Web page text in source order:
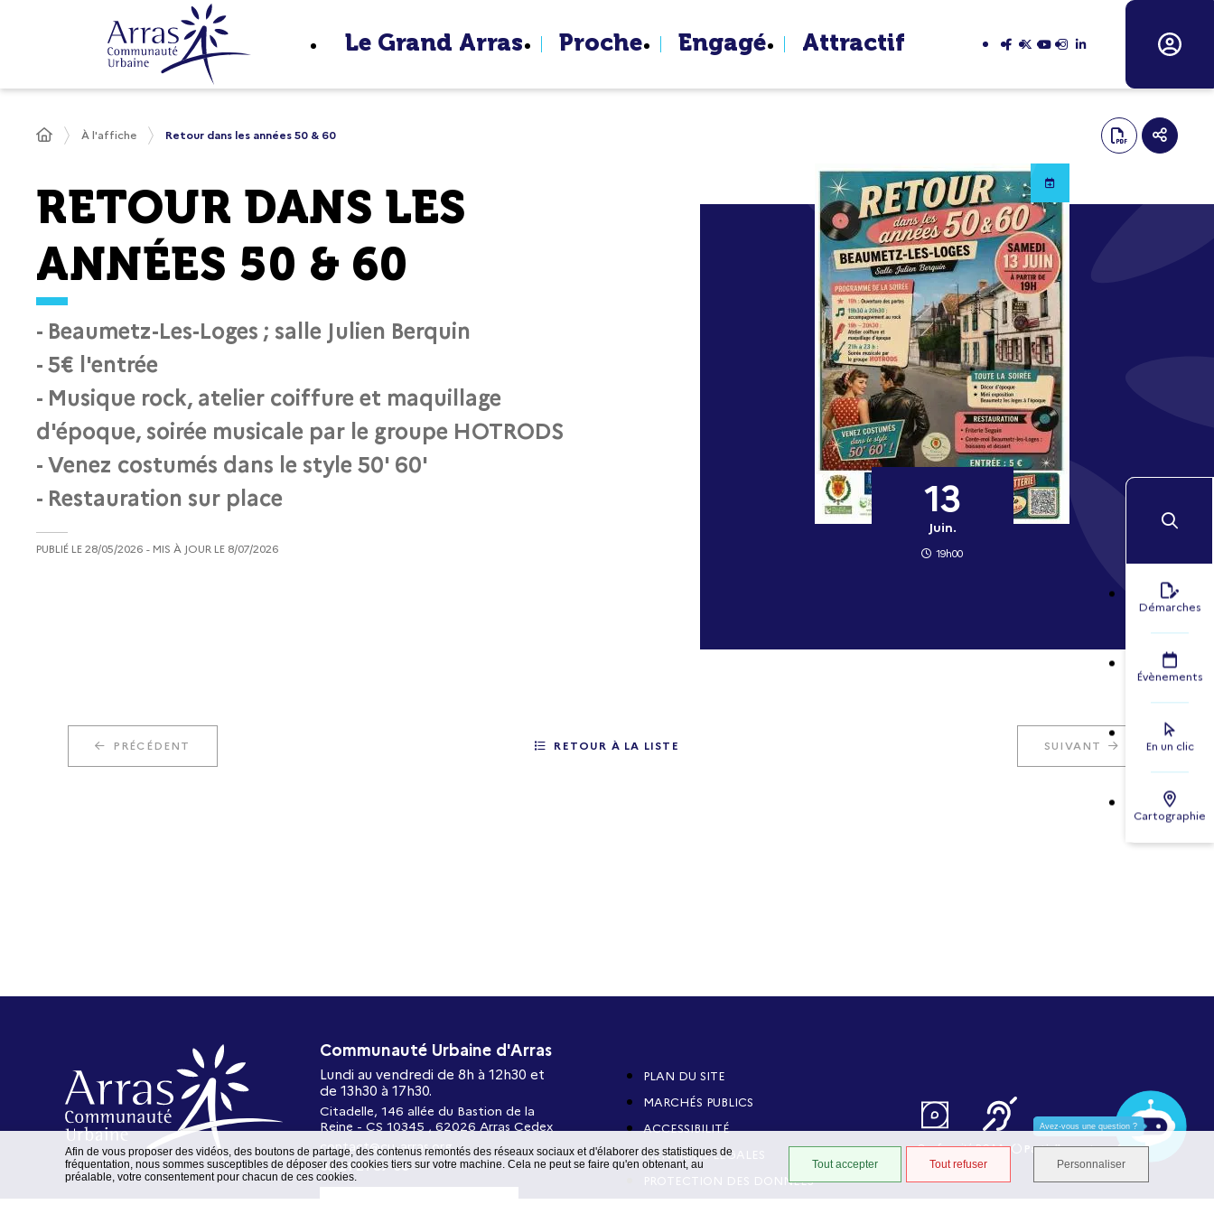
Panneau de gestion des cookies
Afin de vous proposer des vidéos, des boutons de partage, des contenus remontés des réseaux sociaux et d'élaborer des statistiques de
fréquentation, nous sommes susceptibles de déposer des cookies tiers sur votre machine. Cela ne peut se faire qu'en obtenant, au
préalable, votre consentement pour chacun de ces cookies.
Tout accepter Tout refuser Personnaliser
Démarches
Évènements
En un clic
Cartographie
Le Grand Arras Proche Engagé Attractif
À l'affiche Retour dans les années 50 & 60
RETOUR DANS LES
ANNÉES 50 & 60
- Beaumetz-Les-Loges ; salle Julien Berquin
- 5€ l'entrée
- Musique rock, atelier coiffure et maquillage
d'époque, soirée musicale par le groupe HOTRODS
- Venez costumés dans le style 50' 60'
- Restauration sur place
PUBLIÉ LE 28/05/2026 - MIS À JOUR LE 8/07/2026
13
Juin.
19h00
PRÉCÉDENT RETOUR À LA LISTE SUIVANT
Communauté Urbaine d'Arras
Lundi au vendredi de 8h à 12h30 et
de 13h30 à 17h30.
Citadelle, 146 allée du Bastion de la
Reine - CS 10345 , 62026 Arras Cedex
contact@cu-arras.org
03 21 21 87 00
PLAN DU SITE
MARCHÉS PUBLICS
ACCESSIBILITÉ
MENTIONS LÉGALES
PROTECTION DES DONNÉES
Conformité RGAA Partiellement conforme
STRATIS
Fenêtre
chat
Avez-vous une question ?